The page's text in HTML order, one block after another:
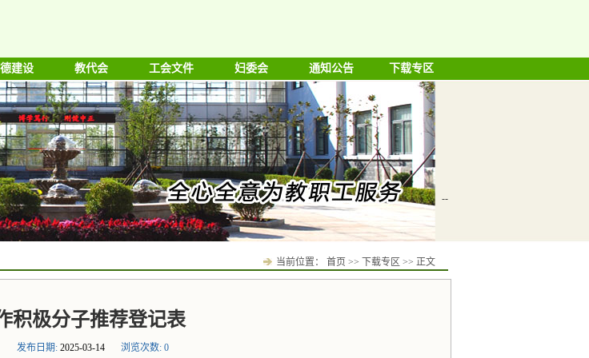
建设 教代会 工会文件 妇委会 通知公告 下载专区
--
当前位置： 首页 >> 下载专区 >> 正文
积极分子推荐登记表
发布日期: 2025-03-14 浏览次数: 0